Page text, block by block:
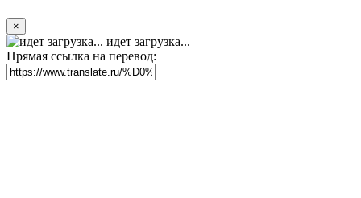
×
идет загрузка...
Прямая ссылка на перевод: